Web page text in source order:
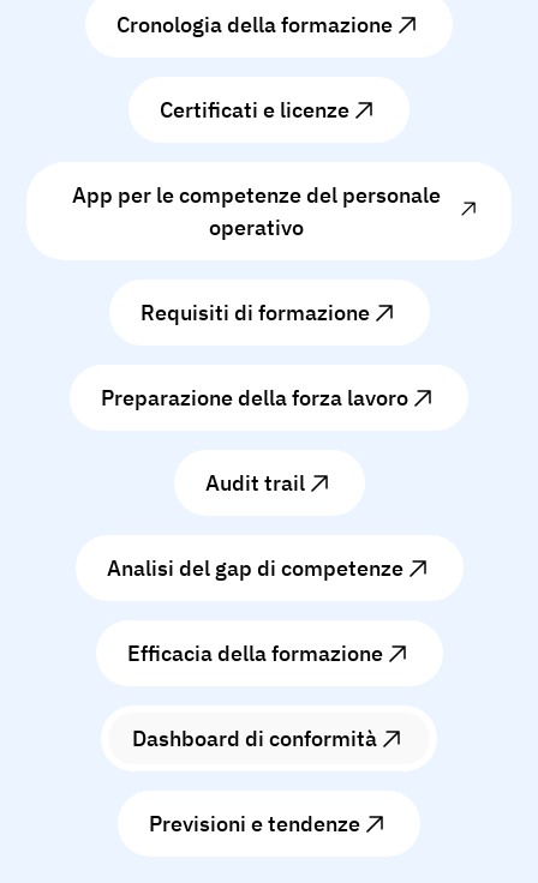
Cronologia della formazione
Certificati e licenze
App per le competenze del personale
operativo
Requisiti di formazione
Preparazione della forza lavoro
Audit trail
Analisi del gap di competenze
Efficacia della formazione
Dashboard di conformità
Previsioni e tendenze